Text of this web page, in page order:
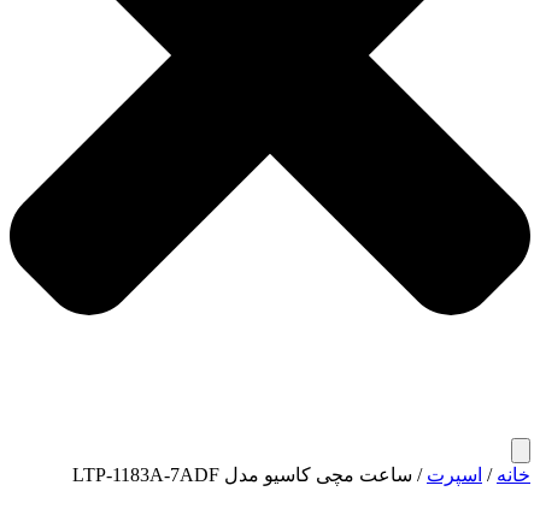
خانه / اسپرت / ساعت مچی کاسیو مدل LTP-1183A-7ADF